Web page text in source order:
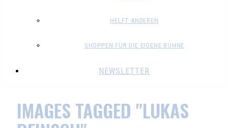
HELFT ANDEREN
SHOPPEN FÜR DIE EIGENE BÜHNE
NEWSLETTER
IMAGES TAGGED "LUKAS